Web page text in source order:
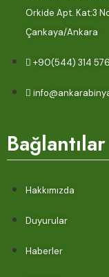
Orkide Apt. Kat:3
Çankaya/Ankara
+90(544) 314
Bağlantılar
Hakkımızda
Duyurular
Haberler